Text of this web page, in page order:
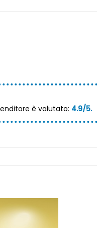
è valutato: 4.9/5.